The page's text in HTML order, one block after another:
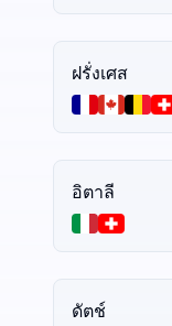
ฝรั่งเศส
อิตาลี
ดัตช์